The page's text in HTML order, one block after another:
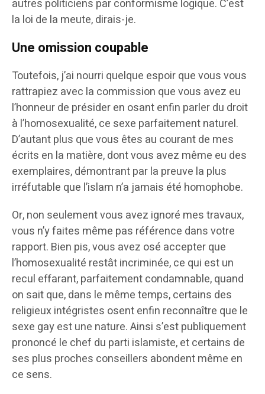
autres politiciens par conformisme logique. C’est
la loi de la meute, dirais-je.
Une omission coupable
Toutefois, j’ai nourri quelque espoir que vous vous
rattrapiez avec la commission que vous avez eu
l’honneur de présider en osant enfin parler du droit
à l’homosexualité, ce sexe parfaitement naturel.
D’autant plus que vous êtes au courant de mes
écrits en la matière, dont vous avez même eu des
exemplaires, démontrant par la preuve la plus
irréfutable que l’islam n’a jamais été homophobe.
Or, non seulement vous avez ignoré mes travaux,
vous n’y faites même pas référence dans votre
rapport. Bien pis, vous avez osé accepter que
l’homosexualité restât incriminée, ce qui est un
recul effarant, parfaitement condamnable, quand
on sait que, dans le même temps, certains des
religieux intégristes osent enfin reconnaître que le
sexe gay est une nature. Ainsi s’est publiquement
prononcé le chef du parti islamiste, et certains de
ses plus proches conseillers abondent même en
ce sens.